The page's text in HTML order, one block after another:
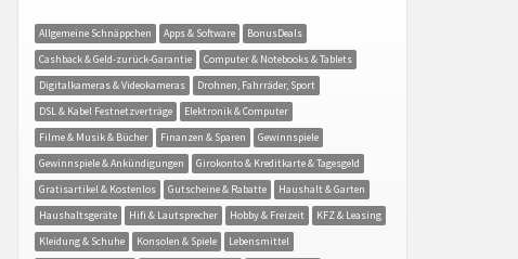
Allgemeine Schnäppchen Apps & Software
BonusDeals
Cashback & Geld-zurück-Garantie
Computer & Notebooks & Tablets
Digitalkameras & Videokameras
Drohnen, Fahrräder, Sport
DSL & Kabel Festnetzverträge
Elektronik & Computer
Filme & Musik & Bücher
Finanzen & Sparen
Gewinnspiele
Gewinnspiele & Ankündigungen
Girokonto & Kreditkarte & Tagesgeld
Gratisartikel & Kostenlos
Gutscheine & Rabatte
Haushalt & Garten
Haushaltsgeräte
Hifi & Lautsprecher Hobby & Freizeit
KFZ & Leasing
Kleidung & Schuhe
Konsolen & Spiele
Lebensmittel